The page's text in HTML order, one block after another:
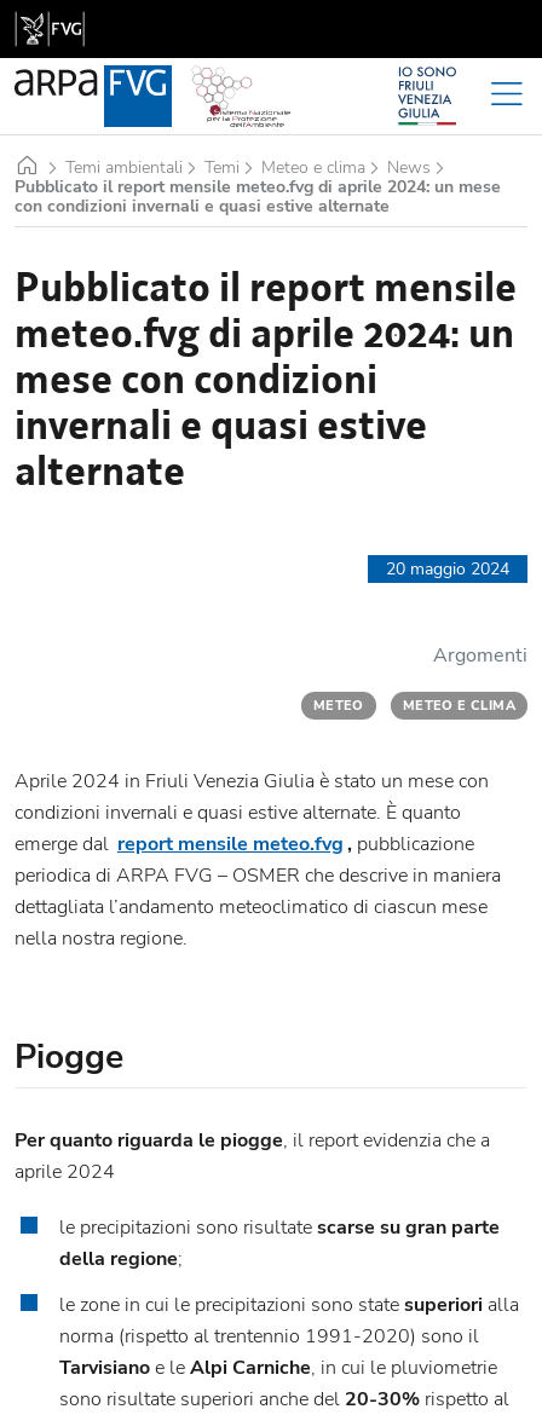
HomeTemi ambientali Temi Meteo e clima
News
Pubblicato il report mensile meteo.fvg di aprile 2024: un mese
con condizioni invernali e quasi estive alternate
Pubblicato il report mensile
meteo.fvg di aprile 2024: un
mese con condizioni
invernali e quasi estive
alternate
20 maggio 2024
Argomenti
METEO METEO E CLIMA
Aprile 2024 in Friuli Venezia Giulia è stato un mese con
condizioni invernali e quasi estive alternate. È quanto
emerge dal report mensile meteo.fvg, pubblicazione
periodica di ARPA FVG – OSMER che descrive in maniera
dettagliata l’andamento meteoclimatico di ciascun mese
nella nostra regione.
Piogge
Per quanto riguarda le piogge, il report evidenzia che a
aprile 2024
le precipitazioni sono risultatescarse su gran parte
della regione;
le zone in cui le precipitazioni sono statesuperiori alla
norma (rispetto al trentennio 1991-2020) sono il
Tarvisianoe leAlpi Carniche, in cui le pluviometrie
sono risultate superiori anche del 20-30% rispetto al